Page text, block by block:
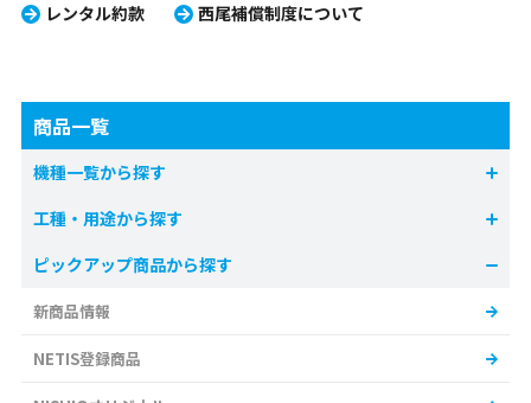
レンタル約款 西尾補償制度について
商品一覧
機種一覧から探す
工種・用途から探す
ピックアップ商品から探す
新商品情報
NETIS登録商品